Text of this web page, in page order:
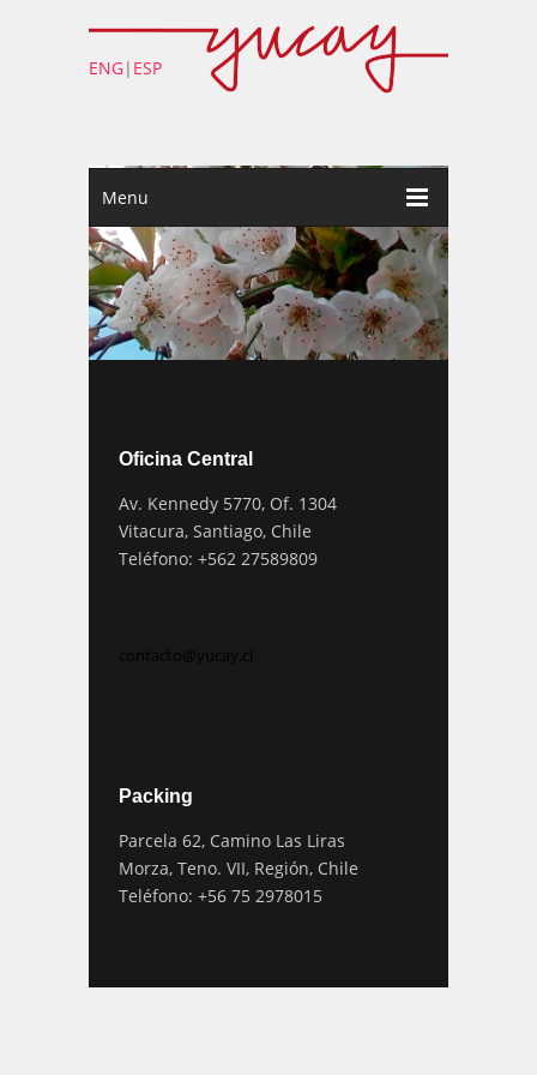
ENG| ESP
Menu
Oficina Central
Av. Kennedy 5770, Of. 1304
Vitacura, Santiago, Chile
Teléfono: +562 27589809
contacto@yucay.cl
Packing
Parcela 62, Camino Las Liras
Morza, Teno. VII, Región, Chile
Teléfono: +56 75 2978015